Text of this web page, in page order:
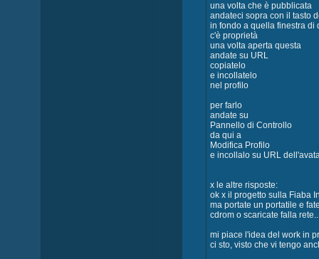
una volta che è pubblicata
andateci sopra con il tasto
in fondo a quella finestra di
c'è proprietà
una volta aperta questa
andate su URL
copiatelo
e incollatelo
nel profilo
per farlo
andate su
Pannello di Controllo
da qui a
Modifica Profilo
e incollalo su URL
x le altre risposte:
ok x il progetto sulla Fiaba
ma portate un portatile e
cdrom o scaricate falla
mi piace l'idea del work in
ci sto, visto che vi tengo